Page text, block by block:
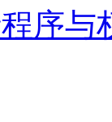
序与